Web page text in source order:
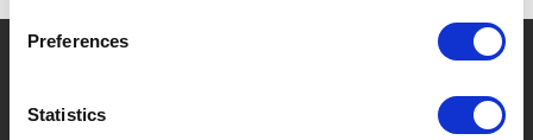
Preferences
Statistics
?